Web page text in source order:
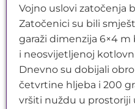
Vojno uslovi zatočenja
Zatočenici su bili
garaži dimenzija 6×4 m
i neosvijetljenoj
Dnevno su dobijali
četvrtine hljeba i 200
vršiti nuždu u prostoriji